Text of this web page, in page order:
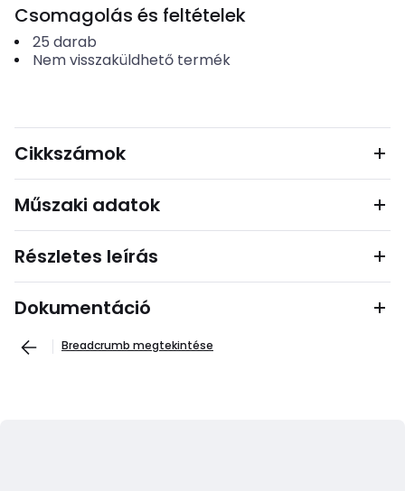
Csomagolás és feltételek
25 darab
Nem visszaküldhető termék
Cikkszámok
Műszaki adatok
Részletes leírás
Dokumentáció
Breadcrumb megtekintése